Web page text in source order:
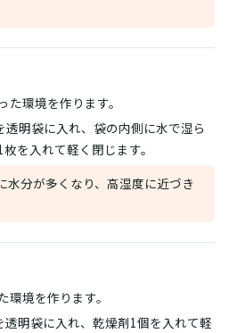
た環境を作ります。
透明袋に入れ、袋の内側に水で湿ら
を入れて軽く閉じます。
水分が多くなり、高湿度に近づき
環境を作ります。
透明袋に入れ、乾燥剤1個を入れて軽